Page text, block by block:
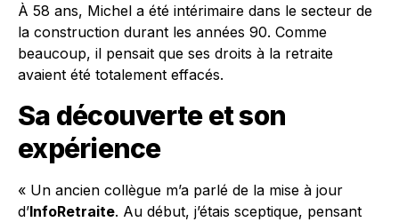
À 58 ans, Michel a été intérimaire dans le secteur de
la construction durant les années 90. Comme
beaucoup, il pensait que ses droits à la retraite
avaient été totalement effacés.
Sa découverte et son
expérience
« Un ancien collègue m’a parlé de la mise à jour
d’InfoRetraite. Au début, j’étais sceptique, pensant